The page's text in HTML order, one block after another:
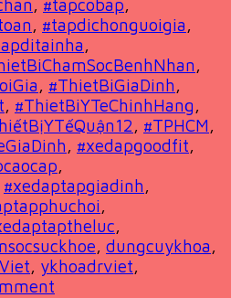
, #tapcobap,
, #tapdichonguoigia,
,
,
, #ThietBiGiaDinh,
, #ThietBiYTeChinhHang,
, #TPHCM,
, #xedapgoodfit,
,
#xedaptapgiadinh,
,
,
, dungcuykhoa,
, ykhoadrviet,